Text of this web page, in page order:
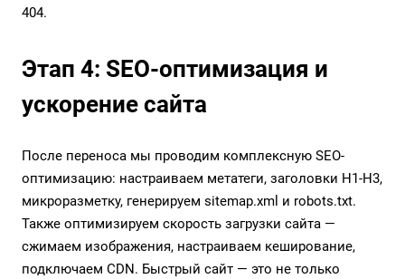
404.
Этап 4: SEO-оптимизация и
ускорение сайта
После переноса мы проводим комплексную SEO-
оптимизацию: настраиваем метатеги, заголовки H1-H3,
микроразметку, генерируем sitemap.xml и robots.txt.
Также оптимизируем скорость загрузки сайта —
сжимаем изображения, настраиваем кеширование,
подключаем CDN. Быстрый сайт — это не только